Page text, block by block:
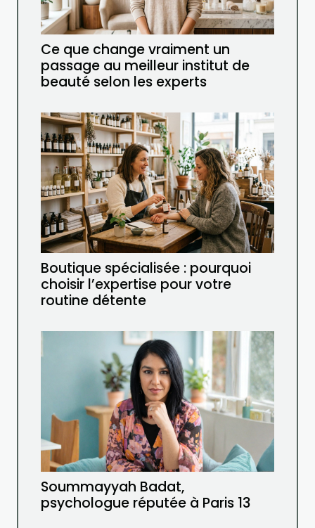
Ce que change vraiment un
passage au meilleur institut de
beauté selon les experts
Boutique spécialisée : pourquoi
choisir l’expertise pour votre
routine détente
Soummayyah Badat,
psychologue réputée à Paris 13